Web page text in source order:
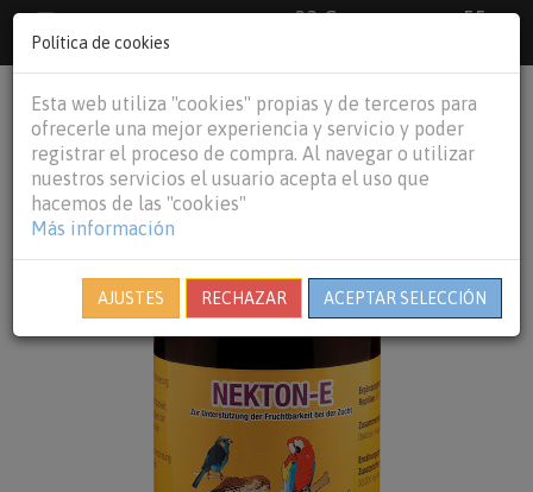
33 €
55
€Baleares y
person shopping_cart
Política de cookies
Esta web utiliza "cookies" propias y de terceros para
ofrecerle una mejor experiencia y servicio y poder
registrar el proceso de compra. Al navegar o utilizar
nuestros servicios el usuario acepta el uso que
hacemos de las "cookies"
Más información
AJUSTES RECHAZAR ACEPTAR SELECCIÓN